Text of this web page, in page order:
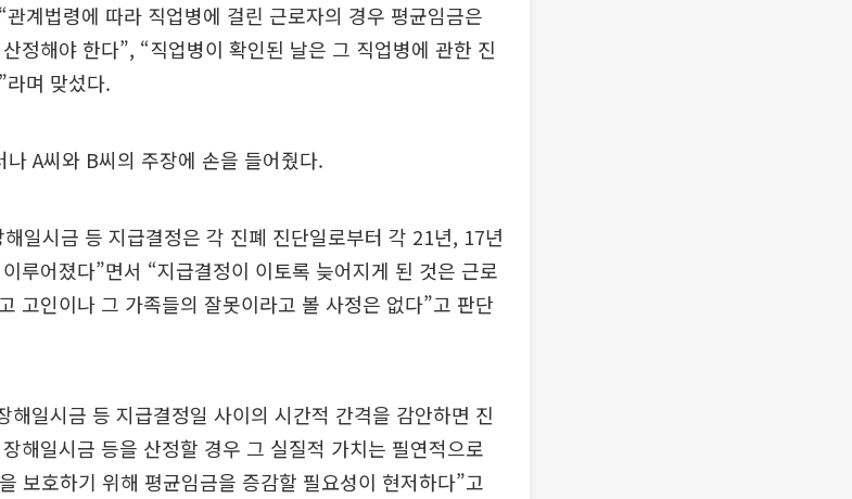
계법령에 따라 직업병에 걸린 근로자의 경우 평균임금은
정해야 한다”, “직업병이 확인된 날은 그 직업병에 관한 진
라며 맞섰다.
A씨와 B씨의 주장에 손을 들어줬다.
일시금 등 지급결정은 각 진폐 진단일로부터 각 21년, 17년
루어졌다”면서 “지급결정이 이토록 늦어지게 된 것은 근로
고인이나 그 가족들의 잘못이라고 볼 사정은 없다”고 판단
해일시금 등 지급결정일 사이의 시간적 간격을 감안하면 진
해일시금 등을 산정할 경우 그 실질적 가치는 필연적으로
보호하기 위해 평균임금을 증감할 필요성이 현저하다”고